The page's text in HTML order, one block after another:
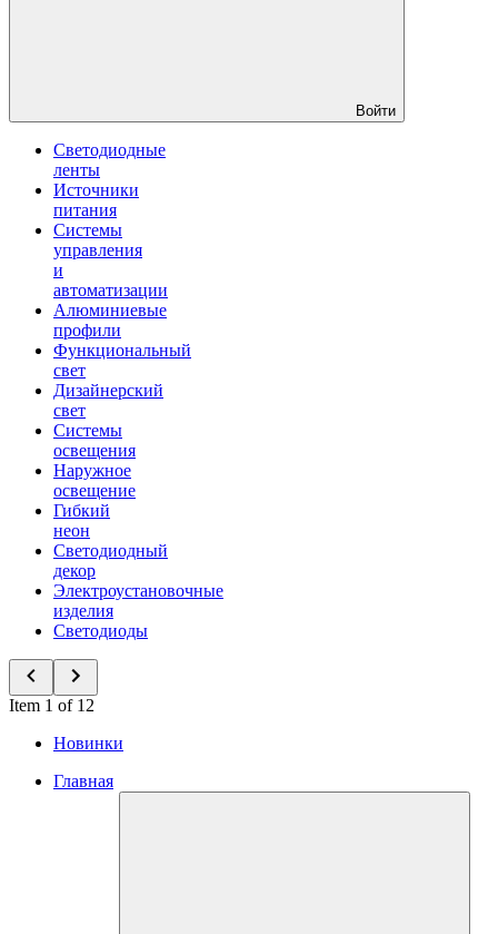
Войти
Светодиодные
ленты
Источники
питания
Системы
управления
и
автоматизации
Алюминиевые
профили
Функциональный
свет
Дизайнерский
свет
Системы
освещения
Наружное
освещение
Гибкий
неон
Светодиодный
декор
Электроустановочные
изделия
Светодиоды
Item 1 of 12
Новинки
Главная